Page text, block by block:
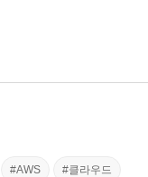
#AWS #클라우드